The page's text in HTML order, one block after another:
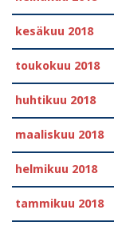
kesäkuu 2018
toukokuu 2018
huhtikuu 2018
maaliskuu 2018
helmikuu 2018
tammikuu 2018